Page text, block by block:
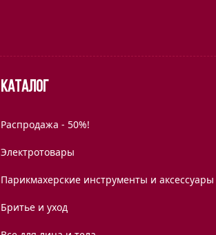
Каталог
Распродажа - 50%!
Электротовары
Парикмахерские инструменты и аксессуары
Бритье и уход